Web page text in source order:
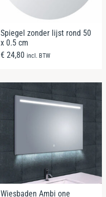
Spiegel zonder lijst rond 50
x 0.5 cm
€ 24,80 incl. BTW
Wiesbaden Ambi one